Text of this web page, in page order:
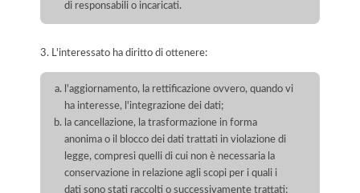
di responsabili o incaricati.
3. L'interessato ha diritto di ottenere:
l'aggiornamento, la rettificazione ovvero, quando vi
ha interesse, l'integrazione dei dati;
la cancellazione, la trasformazione in forma
anonima o il blocco dei dati trattati in violazione di
legge, compresi quelli di cui non è necessaria la
conservazione in relazione agli scopi per i quali i
dati sono stati raccolti o successivamente trattati;